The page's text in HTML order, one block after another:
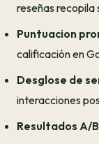
reseñas recopila
Puntuacion
calificación en
Desglose de
interacciones
Resultados A/